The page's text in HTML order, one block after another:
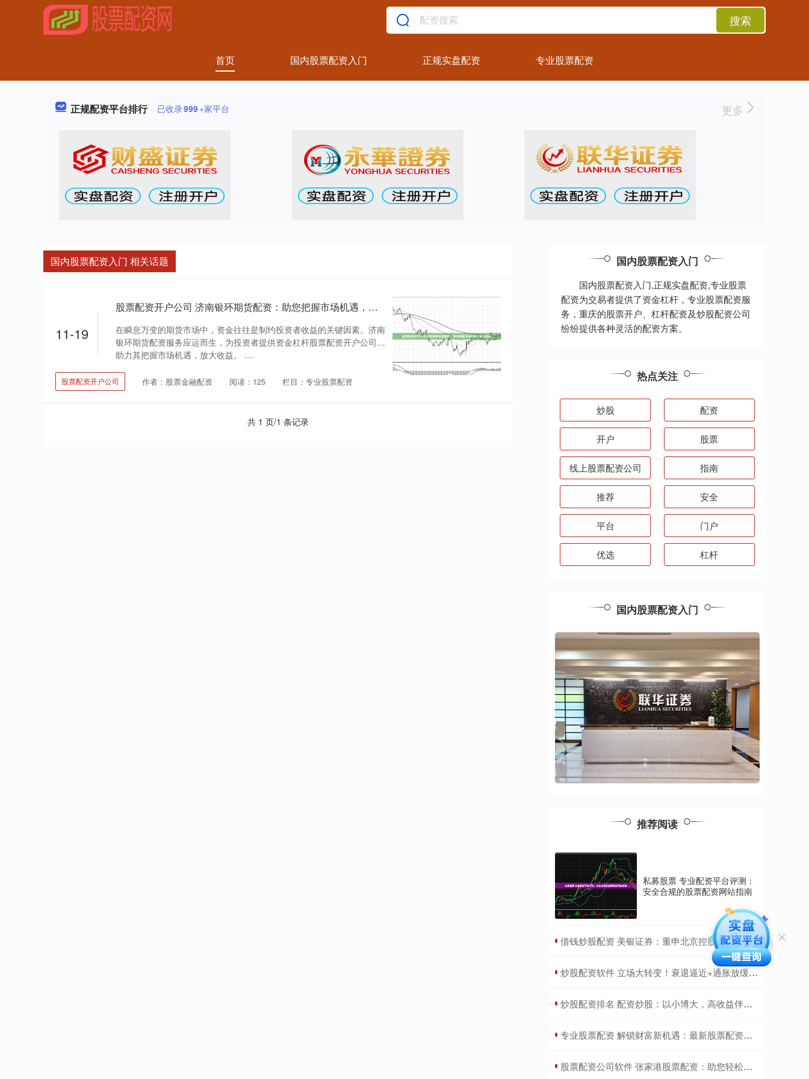
搜索
首页 国内股票配资入门 正规实盘配资 专业股票配资
正规配资平台排行 已收录999+家平台 更多
国内股票配资入门 相关话题
11-19
股票配资开户公司 济南银环期货配资：助您把握市场机遇，放大收益
在瞬息万变的期货市场中，资金往往是制约投资者收益的关键因素。济南
银环期货配资服务应运而生，为投资者提供资金杠杆股票配资开户公司，
助力其把握市场机遇，放大收益。 ....
股票配资开户公司 作者：股票金融配资 阅读：125 栏目：专业股票配资
共 1 页/1 条记录
国内股票配资入门
国内股票配资入门,正规实盘配资,专业股票
配资为交易者提供了资金杠杆，专业股票配资服
务，重庆的股票开户、杠杆配资及炒股配资公司
纷纷提供各种灵活的配资方案。
热点关注
炒股 配资
开户 股票
线上股票配资公司 指南
推荐 安全
平台 门户
优选 杠杆
国内股票配资入门
推荐阅读
私募股票 专业配资平台评测：
安全合规的股票配资网站指南
​借钱炒股配资 美银证券：重申北京控股“买入”评级 目标价下调至32港元
​炒股配资软件 立场大转变！衰退逼近+通胀放缓 新西兰联储意外降息25基点
​炒股配资排名 配资炒股：以小博大，高收益伴随高风险
​专业股票配资 解锁财富新机遇：最新股票配资平台助你致富
​股票配资公司软件 张家港股票配资：助您轻松撬动财富杠杆